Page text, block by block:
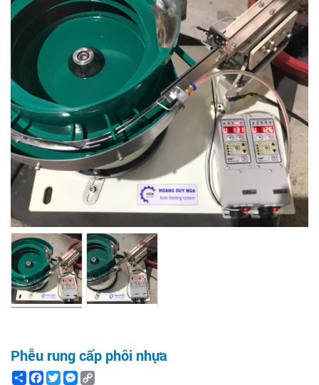
Phễu rung cấp phôi nhựa
ShareFacebook
TwitterMessenger